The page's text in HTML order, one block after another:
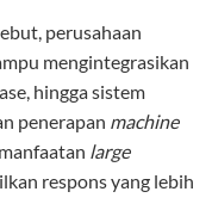
perusahaan
mengintegrasikan
hingga sistem
penerapan machine
large
respons yang lebih